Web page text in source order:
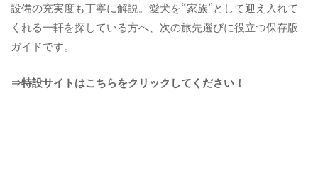
設備の充実度も丁寧に解説。愛犬を“家族”として迎え入れて
くれる一軒を探している方へ、次の旅先選びに役立つ保存版
ガイドです。
⇒特設サイトはこちらをクリックしてください！